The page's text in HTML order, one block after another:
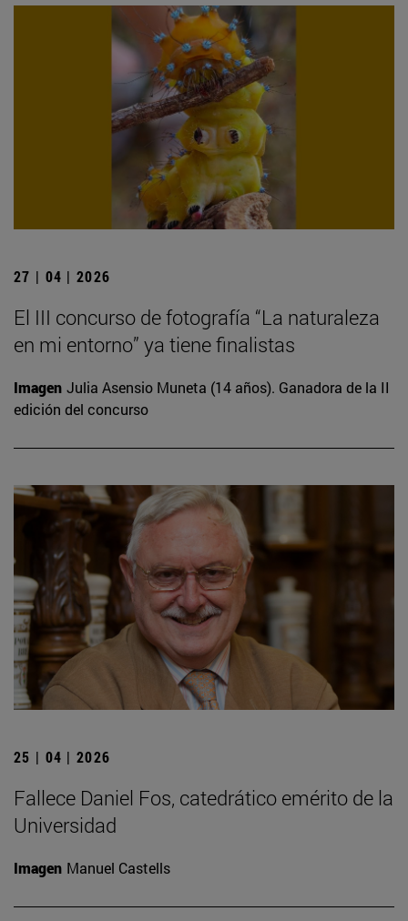
27 | 04 | 2026
El III concurso de fotografía “La naturaleza
en mi entorno” ya tiene finalistas
Imagen Julia Asensio Muneta (14 años). Ganadora de la II
edición del concurso
25 | 04 | 2026
Fallece Daniel Fos, catedrático emérito de la
Universidad
Imagen Manuel Castells